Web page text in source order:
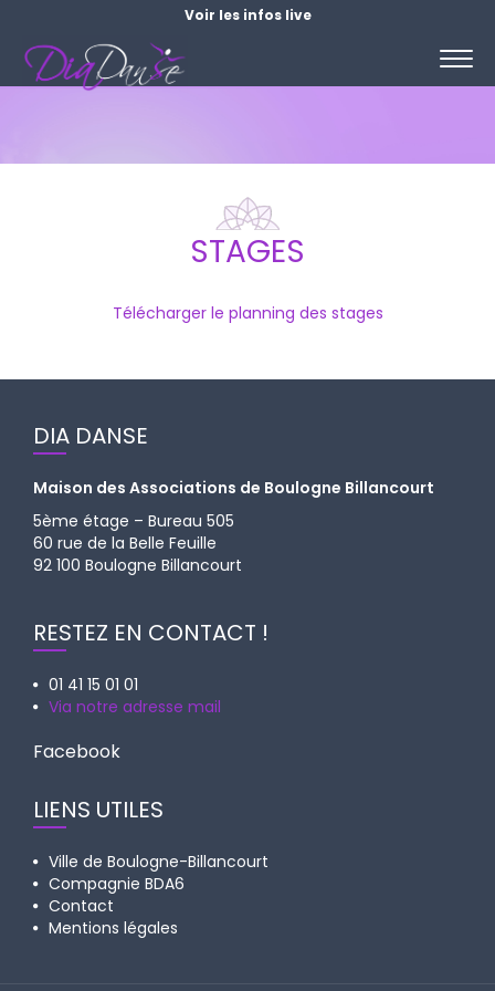
Voir les infos live
STAGES
Télécharger le planning des stages
DIA DANSE
Maison des Associations de Boulogne Billancourt
5ème étage – Bureau 505
60 rue de la Belle Feuille
92 100 Boulogne Billancourt
RESTEZ EN CONTACT !
01 41 15 01 01
Via notre adresse mail
Facebook
LIENS UTILES
Ville de Boulogne-Billancourt
Compagnie BDA6
Contact
Mentions légales